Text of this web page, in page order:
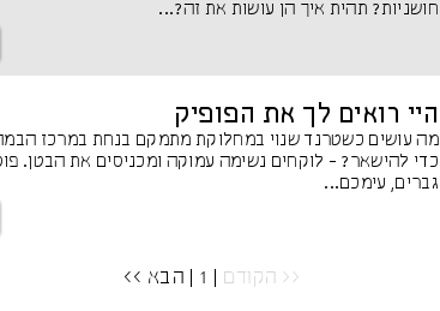
חושניות? תהית איך הן עושות את זה?...
היי רואים לך את הפופיק
מה עושים כשטרנד שנוי במחלוקת מתמקם בנחת במרכז
כדי להישאר? - לוקחים נשימה עמוקה ומכניסים את הבטן.
גברים, עימכם...
<< הקודם הבא >>